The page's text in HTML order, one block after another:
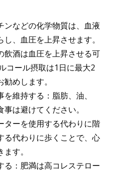
ンなどの化学物質は、血液
、血圧を上昇させます。
飲酒は血圧を上昇させる可
コール摂取は1日に最大2
めします。
維持する：脂肪、油、
は避けてください。
ターを使用する代わりに階
る代わりに歩くことで、心
す。
る：肥満は高コレステロー